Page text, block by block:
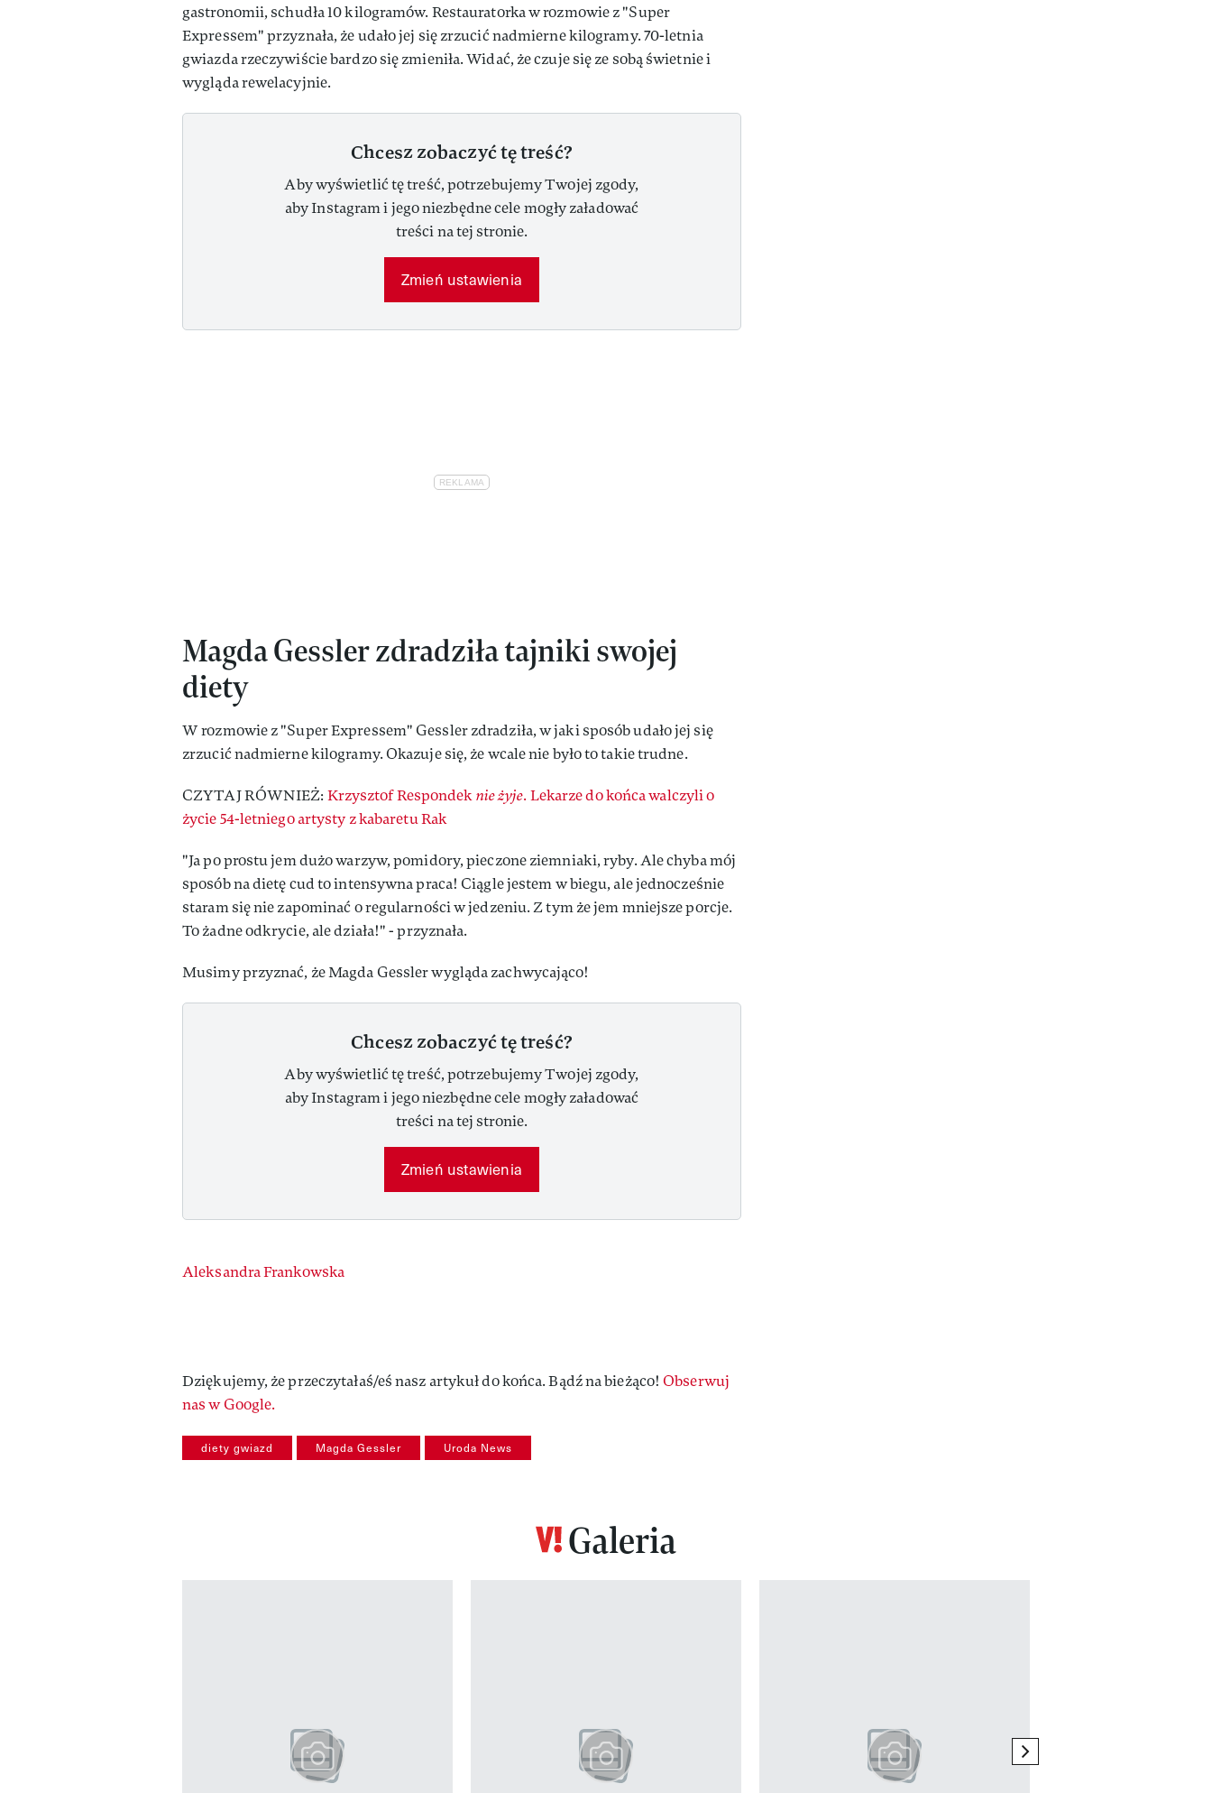
gastronomii, schudła 10 kilogramów. Restauratorka w rozmowie z "Super
Expressem" przyznała, że udało jej się zrzucić nadmierne kilogramy. 70-letnia
gwiazda rzeczywiście bardzo się zmieniła. Widać, że czuje się ze sobą świetnie i
wygląda rewelacyjnie.
Chcesz zobaczyć tę treść?
Aby wyświetlić tę treść, potrzebujemy Twojej zgody,
aby Instagram i jego niezbędne cele mogły załadować
treści na tej stronie.
Zmień ustawienia
Magda Gessler zdradziła tajniki swojej
diety
W rozmowie z "Super Expressem" Gessler zdradziła, w jaki sposób udało jej się
zrzucić nadmierne kilogramy. Okazuje się, że wcale nie było to takie trudne.
CZYTAJ RÓWNIEŻ: Krzysztof Respondeknie żyje. Lekarze do końca walczyli o
życie 54-letniego artysty z kabaretu Rak
"Ja po prostu jem dużo warzyw, pomidory, pieczone ziemniaki, ryby. Ale chyba mój
sposób na dietę cud to intensywna praca! Ciągle jestem w biegu, ale jednocześnie
staram się nie zapominać o regularności w jedzeniu. Z tym że jem mniejsze porcje.
To żadne odkrycie, ale działa!" - przyznała.
Musimy przyznać, że Magda Gessler wygląda zachwycająco!
Chcesz zobaczyć tę treść?
Aby wyświetlić tę treść, potrzebujemy Twojej zgody,
aby Instagram i jego niezbędne cele mogły załadować
treści na tej stronie.
Zmień ustawienia
Authors
Aleksandra Frankowska
Dziękujemy, że przeczytałaś/eś nasz artykuł do końca. Bądź na bieżąco!Obserwuj
nas w Google.
diety gwiazd Magda Gessler Uroda News
Galeria
previous element next element